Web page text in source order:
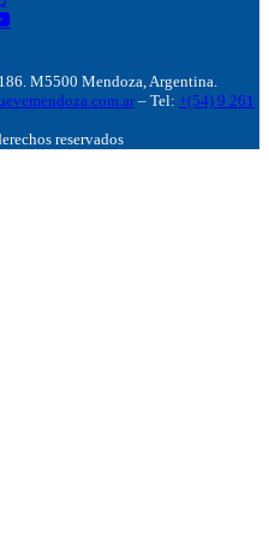
M5500 Mendoza, Argentina.
– Tel: +(54) 9 261
reservados